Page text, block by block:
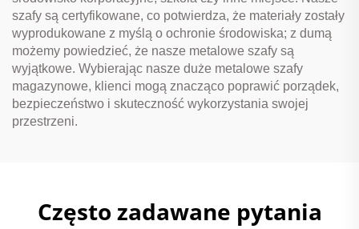
szafy są certyfikowane, co potwierdza, że materiały zostały
wyprodukowane z myślą o ochronie środowiska; z dumą
możemy powiedzieć, że nasze metalowe szafy są
wyjątkowe. Wybierając nasze duże metalowe szafy
magazynowe, klienci mogą znacząco poprawić porządek,
bezpieczeństwo i skuteczność wykorzystania swojej
przestrzeni.
Często zadawane pytania